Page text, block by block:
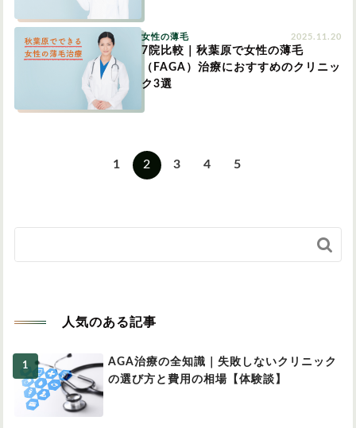
女性の薄毛 2025.11.20
7院比較｜秋葉原で女性の薄毛
（FAGA）治療におすすめのクリニッ
ク3選
1 2 3 4 5

人気のある記事
AGA治療の全知識｜失敗しないクリニック
の選び方と費用の相場【体験談】